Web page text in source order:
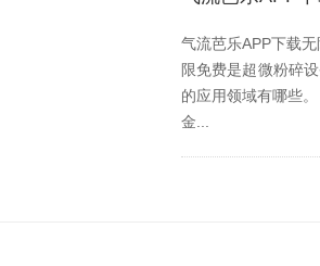
气流芭乐APP下载无
限免费是超微粉碎设
的应用领域有哪些。
金...